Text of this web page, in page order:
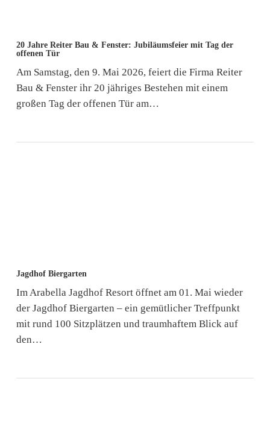
Jahre
Reiter
Bau
mit
20 Jahre Reiter Bau & Fenster: Jubiläumsfeier mit Tag der
offenen Tür
Am Samstag, den 9. Mai 2026, feiert die Firma Reiter
Bau & Fenster ihr 20 jähriges Bestehen mit einem
großen Tag der offenen Tür am…
Biergarten
Jagdhof Biergarten
Im Arabella Jagdhof Resort öffnet am 01. Mai wieder
der Jagdhof Biergarten – ein gemütlicher Treffpunkt
mit rund 100 Sitzplätzen und traumhaftem Blick auf
den…